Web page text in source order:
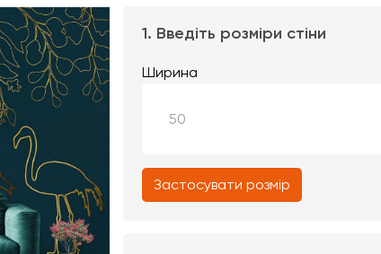
1. Введіть розміри стіни
Ширина
Застосувати розмір